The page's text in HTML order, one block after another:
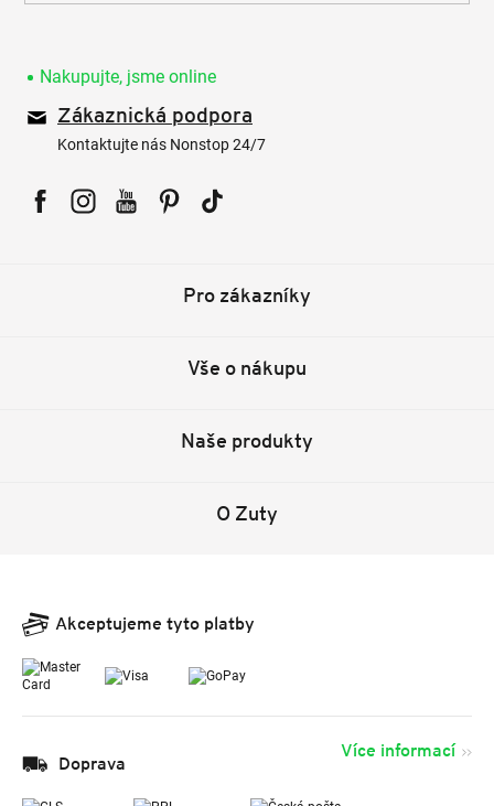
Nakupujte, jsme online
Zákaznická podpora
Kontaktujte nás Nonstop 24/7
Pro zákazníky
Vše o nákupu
Naše produkty
O Zuty
Akceptujeme tyto platby
Doprava
Více informací